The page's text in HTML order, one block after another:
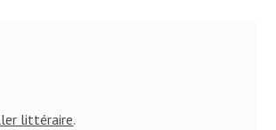
lit­té­raire.